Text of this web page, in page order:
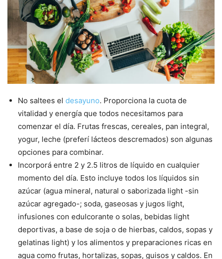
No saltees el desayuno. Proporciona la cuota de
vitalidad y energía que todos necesitamos para
comenzar el día. Frutas frescas, cereales, pan integral,
yogur, leche (preferí lácteos descremados) son algunas
opciones para combinar.
Incorporá entre 2 y 2.5 litros de líquido en cualquier
momento del día. Esto incluye todos los líquidos sin
azúcar (agua mineral, natural o saborizada light -sin
azúcar agregado-; soda, gaseosas y jugos light,
infusiones con edulcorante o solas, bebidas light
deportivas, a base de soja o de hierbas, caldos, sopas y
gelatinas light) y los alimentos y preparaciones ricas en
agua como frutas, hortalizas, sopas, guisos y caldos. En